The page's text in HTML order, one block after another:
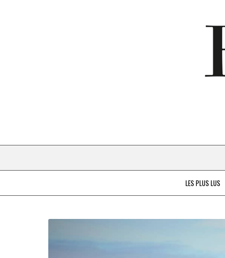
LES PLUS LUS